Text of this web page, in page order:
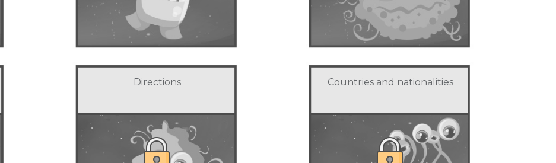
Directions Countries and nationalities